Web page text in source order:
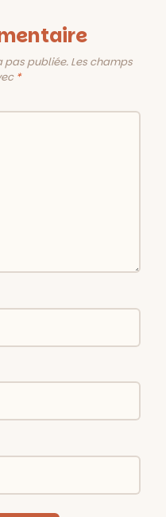
pas publiée. Les champs
*